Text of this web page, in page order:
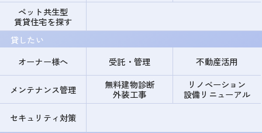
ペット共生型
賃貸住宅を探す
貸したい
オーナー様へ
受託・管理 不動産活用
メンテナンス管理
無料建物診断
外装工事
リノベーション
設備リニューアル
セキュリティ対策